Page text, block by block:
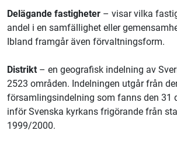
Delägande fastigheter – visar vilka
andel i en samfällighet eller
Ibland framgår även förvaltningsform.
Distrikt – en geografisk indelning av
2523 områden. Indelningen utgår från
församlingsindelning som fanns den 31
inför Svenska kyrkans frigörande från
1999/2000.